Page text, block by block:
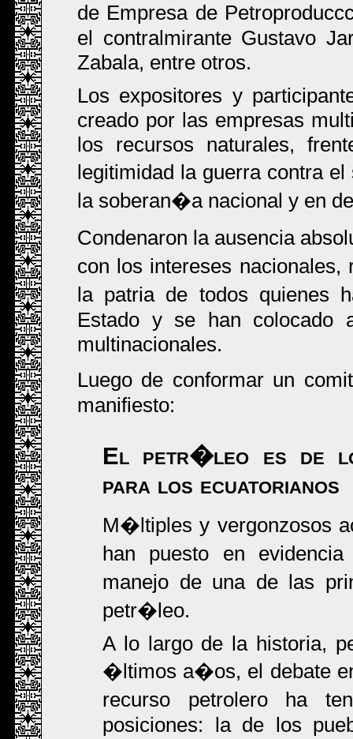
de Empresa de
el contralmirante Gustavo
Zabala, entre otros.
Los expositores y
creado por las empresas
los recursos naturales,
legitimidad la guerra contra
la soberan�a nacional y en
Condenaron la ausencia
con los intereses
la patria de todos quienes
Estado y se han colocado
multinacionales.
Luego de conformar un
manifiesto:
El petr�leo es de
para los ecuatorianos
M�ltiples y vergonzosos
han puesto en
manejo de una de las
petr�leo.
A lo largo de la historia,
�ltimos a�os, el debate
recurso petrolero ha
posiciones: la de los